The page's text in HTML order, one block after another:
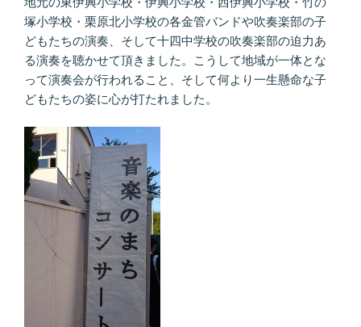
塚小学校・栗原北小学校の各金管バンドや吹奏楽部の子
どもたちの演奏、そして十四中学校の吹奏楽部の迫力あ
る演奏を聴かせて頂きました。こうして地域が一体とな
って演奏会が行われること、そして何より一生懸命な子
どもたちの姿に心が打たれました。